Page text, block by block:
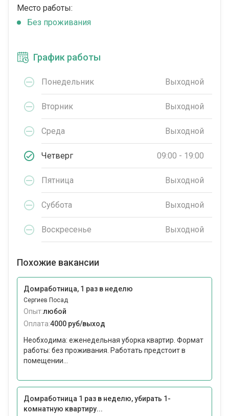
Место работы:
Без проживания
График работы
Понедельник Выходной
Вторник Выходной
Среда Выходной
Четверг 09:00 - 19:00
Пятница Выходной
Суббота Выходной
Воскресенье Выходной
Похожие вакансии
Домработница, 1 раз в неделю
Сергиев Посад
Опыт:любой
Оплата:4000 руб/выход
Необходима: еженедельная уборка квартир. Формат
работы: без проживания. Работать предстоит в
помещении...
Домработница 1 раз в неделю, убирать 1-
комнатную квартиру...